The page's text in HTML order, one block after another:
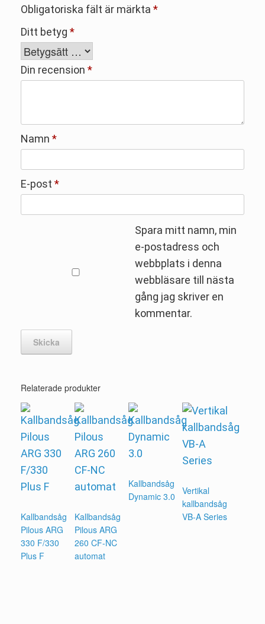
Obligatoriska fält är märkta *
Ditt betyg *
Din recension *
Namn *
E-post *
Spara mitt namn, min
e-postadress och
webbplats i denna
webbläsare till nästa
gång jag skriver en
kommentar.
Relaterade produkter
Kallbandsåg
Pilous ARG
330 F/330
Plus F
Kallbandsåg
Pilous ARG
260 CF-NC
automat
Kallbandsåg
Dynamic 3.0
Vertikal
kallbandsåg
VB-A Series